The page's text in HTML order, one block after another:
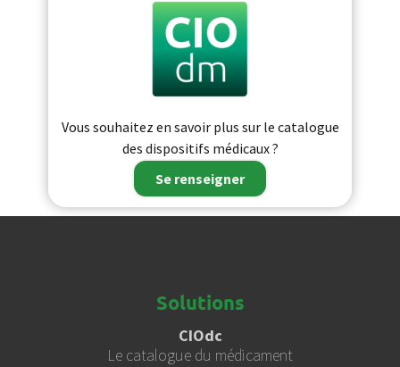
Vous souhaitez en savoir plus sur le catalogue
des dispositifs médicaux ?
Se renseigner
Solutions
CIOdc
Le catalogue du médicament